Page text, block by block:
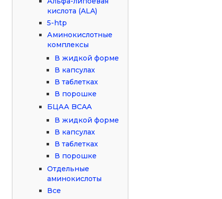
кислота (ALA)
5-htp
Аминокислотные
комплексы
В жидкой форме
В капсулах
В таблетках
В порошке
БЦАА BCAA
В жидкой форме
В капсулах
В таблетках
В порошке
Отдельные
аминокислоты
Все